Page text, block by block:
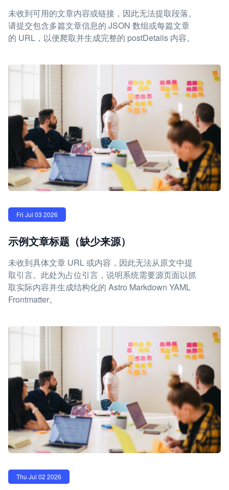
未收到可用的文章内容或链接，因此无法提取段落。
请提交包含多篇文章信息的 JSON 数组或每篇文章
的 URL，以便爬取并生成完整的 postDetails 内容。
Fri Jul 03 2026
示例文章标题（缺少来源）
未收到具体文章 URL 或内容，因此无法从原文中提
取引言。此处为占位引言，说明系统需要源页面以抓
取实际内容并生成结构化的 Astro Markdown YAML
Frontmatter。
Thu Jul 02 2026